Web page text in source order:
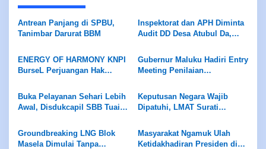
Antrean Panjang di SPBU,
Tanimbar Darurat BBM
Inspektorat dan APH Diminta
Audit DD Desa Atubul Da,
Ketua BPD
ENERGY OF HARMONY KNPI
BurseL Perjuangan Hak
Gubernur Maluku Hadiri Entry
Meeting Penilaian
RI
Buka Pelayanan Sehari Lebih
Awal, Disdukcapil SBB Tuai
Maluku
Keputusan Negara Wajib
Dipatuhi, LMAT Surati
Groundbreaking LNG Blok
Masela Dimulai Tanpa
Masyarakat Ngamuk Ulah
Ketidakhadiran Presiden di